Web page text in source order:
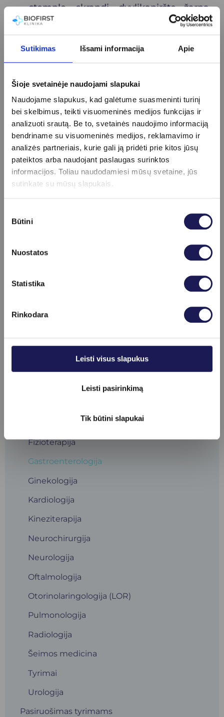
Sutikimas Išsami informacija Apie
Šioje svetainėje naudojami slapukai
Naudojame slapukus, kad galėtume suasmeninti turinį
bei skelbimus, teikti visuomeninės medijos funkcijas ir
analizuoti srautą. Be to, svetainės naudojimo informaciją
bendriname su visuomeninės medijos, reklamavimo ir
analizės partneriais, kurie gali ją pridėti prie kitos jūsų
pateiktos arba naudojant paslaugas surinktos
informacijos. Toliau naudodamiesi mūsų svetaine, jūs
sutinkate su mūsų slapukais.
pasirinkimas
Būtini
Nuostatos
Statistika
Rinkodara
Leisti visus slapukus
Leisti pasirinkimą
Tik būtini slapukai
stemplę, skrandį, dvylikapirštę žarną.
Gastroskopinis tyrimas padeda
diagnozuoti gastritą, skrandžio ir
dvylikapirštės žarnos opaligę,
skrandžio piktybinius ir nepiktybinius
navikus, vėžį ir kitas ligas. Anksti
nustačius ligas jas dažniausiai galima
pagydyti vaistais arba endoskopu
pašalinti polipus, sustabdyti kraujavimą.
Bioidentiškų hormonų terapija
Menopauzės simptomai
Naujienos
Endokrinologija
Fizioterapija
Gastroenterologija
Ginekologija
Kardiologija
Kineziterapija
Neurochirurgija
Neurologija
Oftalmologija
Otorinolaringologija (LOR)
Pulmonologija
Radiologija
Šeimos medicina
Tyrimai
Urologija
Pasiruošimas tyrimams